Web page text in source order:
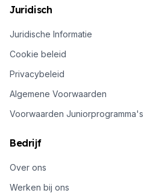
Juridisch
Juridische Informatie
Cookie beleid
Privacybeleid
Algemene Voorwaarden
Voorwaarden Juniorprogramma's
Bedrijf
Over ons
Werken bij ons